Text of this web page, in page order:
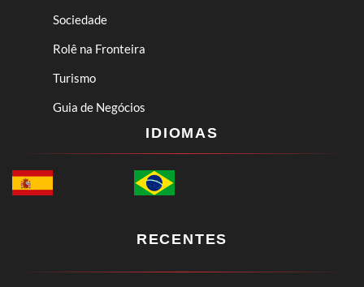
Sociedade
Rolê na Fronteira
Turismo
Guia de Negócios
IDIOMAS
RECENTES